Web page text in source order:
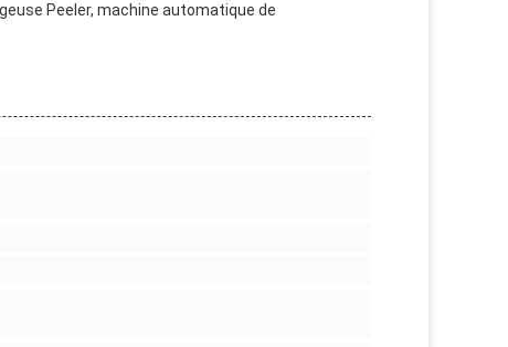
Peeler, machine automatique de